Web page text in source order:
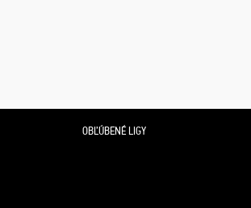
OBĽÚBENÉ LIGY